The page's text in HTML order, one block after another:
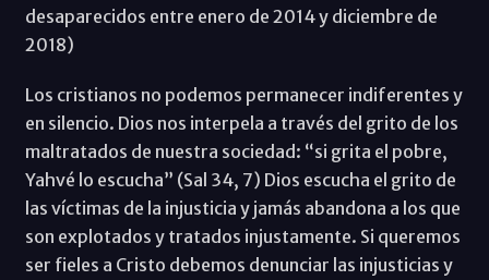
desaparecidos entre enero de 2014 y diciembre de
2018)
Los cristianos no podemos permanecer indiferentes y
en silencio. Dios nos interpela a través del grito de los
maltratados de nuestra sociedad: “si grita el pobre,
Yahvé lo escucha” (Sal 34, 7) Dios escucha el grito de
las víctimas de la injusticia y jamás abandona a los que
son explotados y tratados injustamente. Si queremos
ser fieles a Cristo debemos denunciar las injusticias y